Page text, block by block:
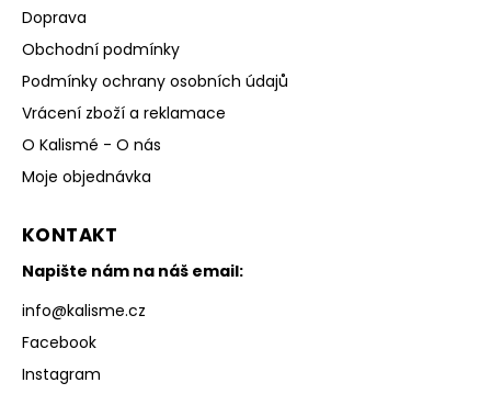
Doprava
Obchodní podmínky
Podmínky ochrany osobních údajů
Vrácení zboží a reklamace
O Kalismé - O nás
Moje objednávka
KONTAKT
Napište nám na náš email:
info@kalisme.cz
Facebook
Instagram